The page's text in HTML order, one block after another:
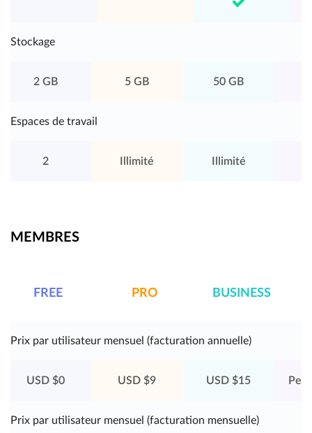
Stockage
2 GB 5 GB 50 GB
Espaces de travail
2 Illimité Illimité
MEMBRES
FREE PRO BUSINESS
Prix par utilisateur mensuel (facturation annuelle)
USD $0 USD $9 USD $15
Prix par utilisateur mensuel (facturation mensuelle)